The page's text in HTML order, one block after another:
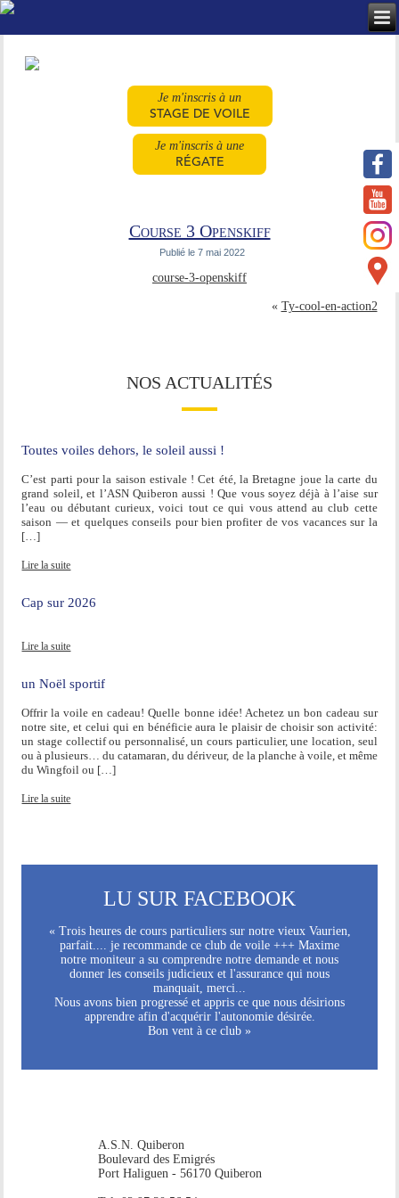
Je m'inscris à un
STAGE DE VOILE
Je m'inscris à une
RÉGATE
Course 3 Openskiff
Publié le 7 mai 2022
course-3-openskiff
« Ty-cool-en-action2
NOS ACTUALITÉS
Toutes voiles dehors, le soleil aussi !
C’est parti pour la saison estivale ! Cet été, la Bretagne joue la carte du
grand soleil, et l’ASN Quiberon aussi ! Que vous soyez déjà à l’aise sur
l’eau ou débutant curieux, voici tout ce qui vous attend au club cette
saison — et quelques conseils pour bien profiter de vos vacances sur la
[…]
Lire la suite
Cap sur 2026
Lire la suite
un Noël sportif
Offrir la voile en cadeau! Quelle bonne idée! Achetez un bon cadeau sur
notre site, et celui qui en bénéficie aura le plaisir de choisir son activité:
un stage collectif ou personnalisé, un cours particulier, une location, seul
ou à plusieurs… du catamaran, du dériveur, de la planche à voile, et même
du Wingfoil ou […]
Lire la suite
LU SUR FACEBOOK
« Trois heures de cours particuliers sur notre vieux Vaurien,
parfait.... je recommande ce club de voile +++ Maxime
notre moniteur a su comprendre notre demande et nous
donner les conseils judicieux et l'assurance qui nous
manquait, merci...
Nous avons bien progressé et appris ce que nous désirions
apprendre afin d'acquérir l'autonomie désirée.
Bon vent à ce club »
A.S.N. Quiberon
Boulevard des Emigrés
Port Haliguen - 56170 Quiberon